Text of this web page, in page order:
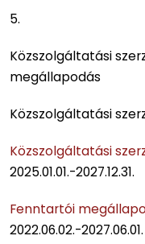
5.
Közszolgáltatási
megállapodás
Közszolgáltatási
Közszolgáltatási
2025.01.01.-2027.12.31.
Fenntartói
2022.06.02.-2027.06.01.